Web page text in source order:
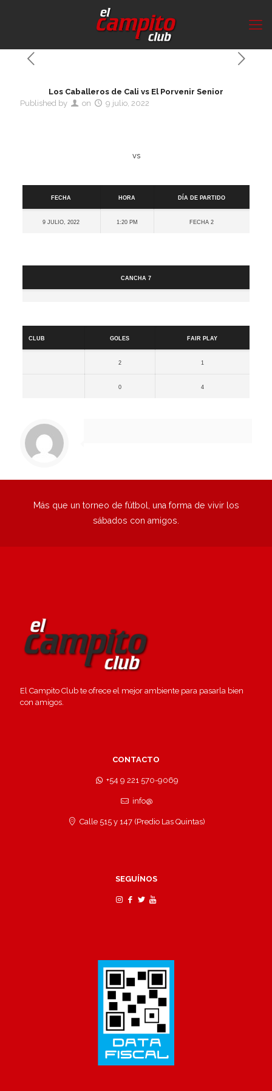
Los Caballeros de Cali vs El Porvenir Senior
Published by
on 9 julio, 2022
vs
Fecha
Hora Día de partido
9 julio, 2022 1:20 pm Fecha 2
Cancha 7
Club
Goles Fair Play
2 1
0 4
Más que un torneo de fútbol, una forma de vivir los
sábados con amigos.
El Campito Club te ofrece el mejor ambiente para pasarla bien
con amigos.
CONTACTO
+54 9 221 570-9069
info@
Calle 515 y 147 (Predio Las Quintas)
SEGUÍNOS